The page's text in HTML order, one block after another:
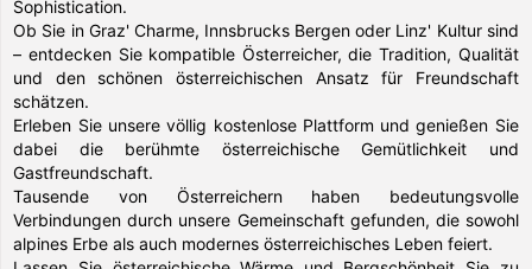
Sophistication.
Ob Sie in Graz' Charme, Innsbrucks Bergen oder Linz' Kultur sind
– entdecken Sie kompatible Österreicher, die Tradition, Qualität
und den schönen österreichischen Ansatz für Freundschaft
schätzen.
Erleben Sie unsere völlig kostenlose Plattform und genießen Sie
dabei die berühmte österreichische Gemütlichkeit und
Gastfreundschaft.
Tausende von Österreichern haben bedeutungsvolle
Verbindungen durch unsere Gemeinschaft gefunden, die sowohl
alpines Erbe als auch modernes österreichisches Leben feiert.